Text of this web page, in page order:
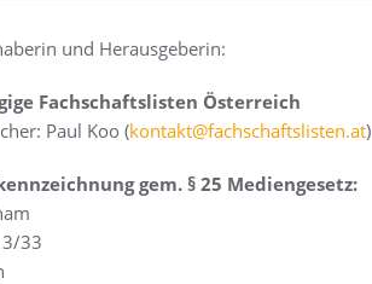
und Herausgeberin:
Fach­schafts­lis­ten Österreich
Paul Koo (kontakt@​fachschaftslisten.​at)
gem. § 25 Mediengesetz:
3/33